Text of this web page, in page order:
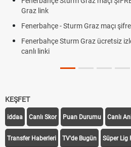
Graz link
Fenerbahçe - Sturm Graz maçı
Fenerbahçe Sturm Graz ücretsiz
canlı linki
KEŞFET
iddaa Canlı Skor Puan Durumu Canlı
Transfer Haberleri TV'de Bugün Süper Lig